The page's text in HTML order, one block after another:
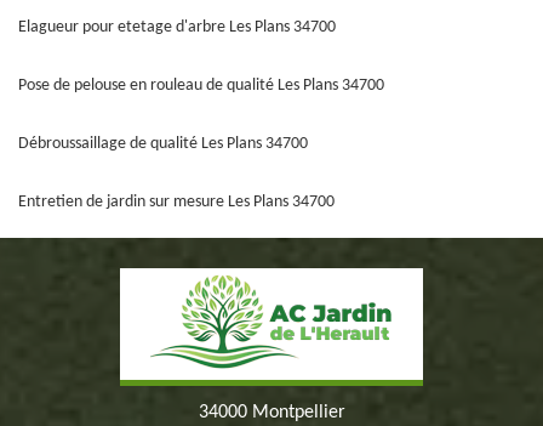
Elagueur pour etetage d'arbre Les Plans 34700
Pose de pelouse en rouleau de qualité Les Plans 34700
Débroussaillage de qualité Les Plans 34700
Entretien de jardin sur mesure Les Plans 34700
34000 Montpellier